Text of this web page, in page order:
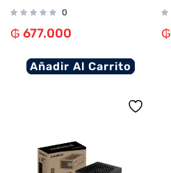
0
₲ 677.000
Añadir Al Carrito
₲